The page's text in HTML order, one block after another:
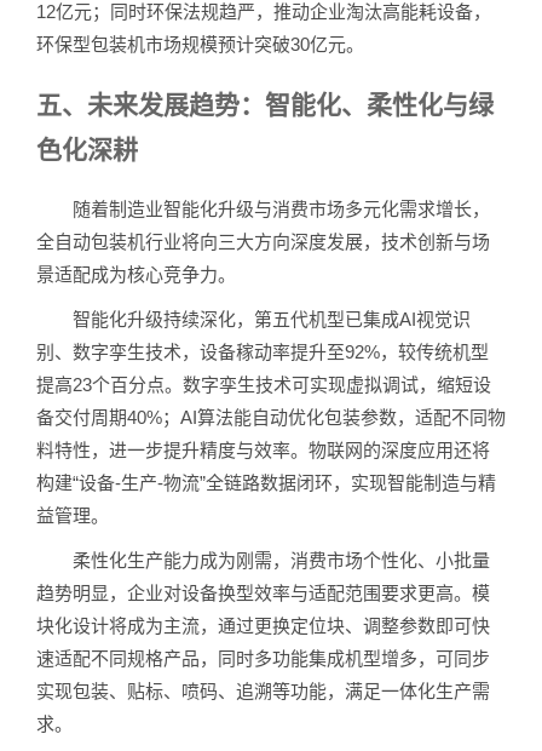
12亿元；同时环保法规趋严，推动企业淘汰高能耗设备，
环保型包装机市场规模预计突破30亿元。
五、未来发展趋势：智能化、柔性化与绿
色化深耕
随着制造业智能化升级与消费市场多元化需求增长，
全自动包装机行业将向三大方向深度发展，技术创新与场
景适配成为核心竞争力。
智能化升级持续深化，第五代机型已集成AI视觉识
别、数字孪生技术，设备稼动率提升至92%，较传统机型
提高23个百分点。数字孪生技术可实现虚拟调试，缩短设
备交付周期40%；AI算法能自动优化包装参数，适配不同物
料特性，进一步提升精度与效率。物联网的深度应用还将
构建“设备-生产-物流”全链路数据闭环，实现智能制造与精
益管理。
柔性化生产能力成为刚需，消费市场个性化、小批量
趋势明显，企业对设备换型效率与适配范围要求更高。模
块化设计将成为主流，通过更换定位块、调整参数即可快
速适配不同规格产品，同时多功能集成机型增多，可同步
实现包装、贴标、喷码、追溯等功能，满足一体化生产需
求。